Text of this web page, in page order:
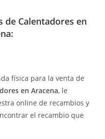
de Calentadores en
física para la venta de
en Aracena, le
online de recambios y
el recambio que